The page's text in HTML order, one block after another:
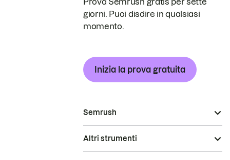
giorni. Puoi disdire in qualsiasi
momento.
Inizia la prova gratuita
Semrush
Altri strumenti